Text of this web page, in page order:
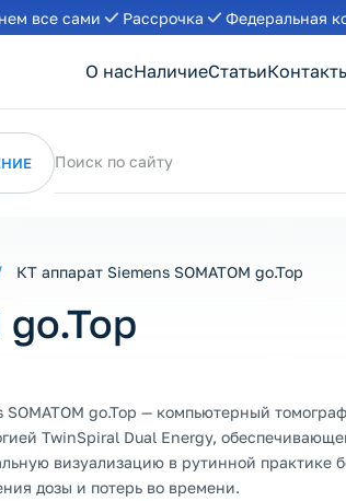
все сами Рассрочка Федеральная
О насНаличиеСтатьи
Поиск по сайту
КТ аппарат Siemens SOMATOM go.Top
SOMATOM go.Top — компьютерный
TwinSpiral Dual Energy,
визуализацию в рутинной практике
дозы и потерь во времени.